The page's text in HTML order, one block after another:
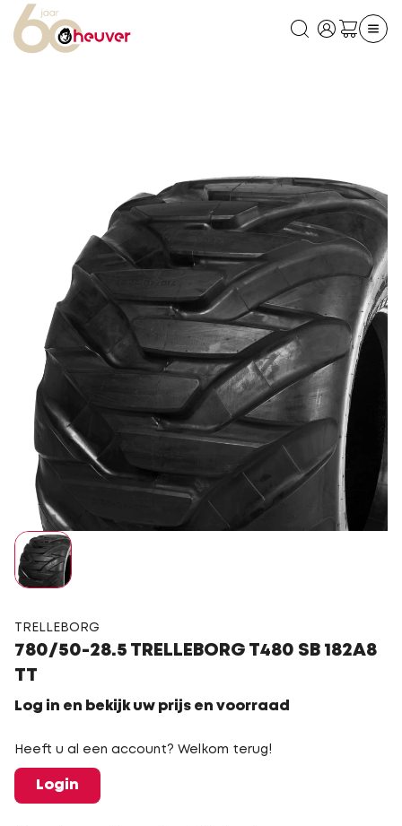
TRELLEBORG
780/50-28.5 TRELLEBORG T480 SB 182A8
TT
Log in en bekijk uw prijs en voorraad
Heeft u al een account? Welkom terug!
Login